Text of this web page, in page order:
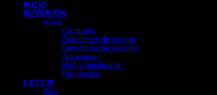
INICIO
INTRUSIÓN
AJAX
Centrales
Detectores de interior
Detectores de exterior
Accesorios
Hogar inteligente
Repuestos
CCTV IP
Ajax